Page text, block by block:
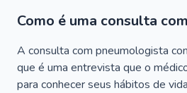
Como é uma consulta
A consulta com pneumologista
que é uma entrevista que o
para conhecer seus hábitos de